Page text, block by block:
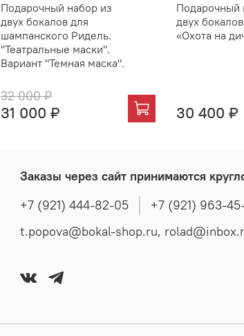
Подарочный набор из
двух бокалов для
шампанского Ридель.
"Театральные маски".
Вариант "Темная маска".
32 000 ₽
31 000 ₽
Подарочный
двух
«Охота на
30 400 ₽
Заказы через сайт принимаются
+7 (921) 444-82-05
+7 (921) 963-
t.popova@bokal-shop.ru,